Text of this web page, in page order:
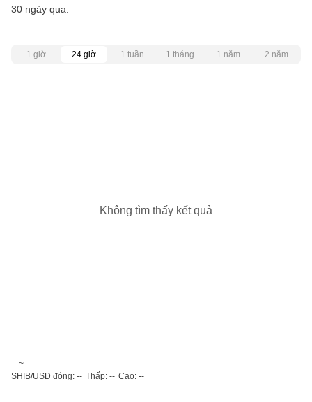
30 ngày qua.
1 giờ 24 giờ 1 tuần 1 tháng 1 năm 2 năm
Không tìm thấy kết quả
-- ~ --
SHIB/USD đóng: -- Thấp: -- Cao: --